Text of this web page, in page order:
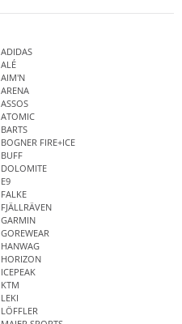
ADIDAS
ALÉ
AIM'N
ARENA
ASSOS
ATOMIC
BARTS
BOGNER FIRE+ICE
BUFF
DOLOMITE
E9
FALKE
FJÄLLRÄVEN
GARMIN
GOREWEAR
HANWAG
HORIZON
ICEPEAK
KTM
LEKI
LÖFFLER